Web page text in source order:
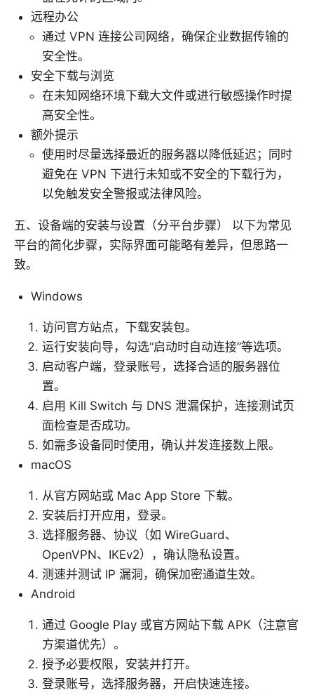
远程办公
通过 VPN 连接公司网络，确保企业数据传输的
安全性。
安全下载与浏览
在未知网络环境下载大文件或进行敏感操作时提
高安全性。
额外提示
使用时尽量选择最近的服务器以降低延迟；同时
避免在 VPN 下进行未知或不安全的下载行为，
以免触发安全警报或法律风险。
五、设备端的安装与设置（分平台步骤） 以下为常见
平台的简化步骤，实际界面可能略有差异，但思路一
致。
Windows
访问官方站点，下载安装包。
运行安装向导，勾选“启动时自动连接”等选项。
启动客户端，登录账号，选择合适的服务器位
置。
启用 Kill Switch 与 DNS 泄漏保护，连接测试页
面检查是否成功。
如需多设备同时使用，确认并发连接数上限。
macOS
从官方网站或 Mac App Store 下载。
安装后打开应用，登录。
选择服务器、协议（如 WireGuard、
OpenVPN、IKEv2），确认隐私设置。
测速并测试 IP 漏洞，确保加密通道生效。
Android
通过 Google Play 或官方网站下载 APK（注意官
方渠道优先）。
授予必要权限，安装并打开。
登录账号，选择服务器，开启快速连接。